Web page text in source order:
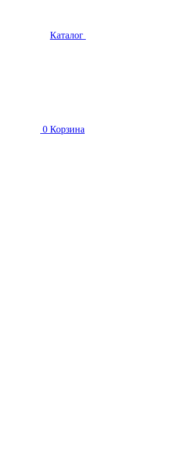
Каталог
0 Корзина